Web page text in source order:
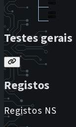
Testes gerais
Registos
Registos NS